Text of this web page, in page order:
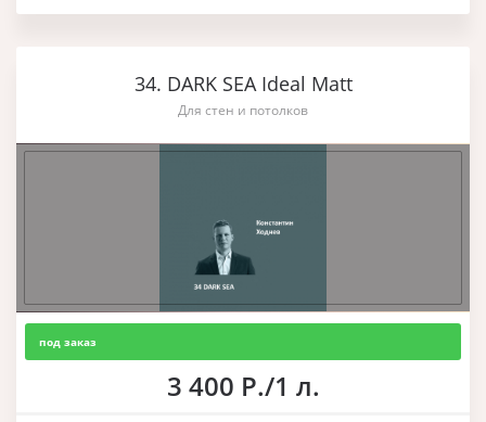
34. DARK SEA Ideal Matt
Для стен и потолков
под заказ
3 400 Р./1 л.